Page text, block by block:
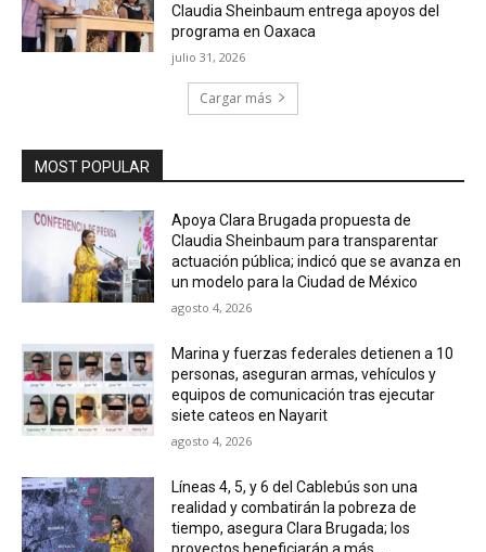
Claudia Sheinbaum entrega apoyos del
programa en Oaxaca
julio 31, 2026
Cargar más
MOST POPULAR
Apoya Clara Brugada propuesta de
Claudia Sheinbaum para transparentar
actuación pública; indicó que se avanza en
un modelo para la Ciudad de México
agosto 4, 2026
Marina y fuerzas federales detienen a 10
personas, aseguran armas, vehículos y
equipos de comunicación tras ejecutar
siete cateos en Nayarit
agosto 4, 2026
Líneas 4, 5, y 6 del Cablebús son una
realidad y combatirán la pobreza de
tiempo, asegura Clara Brugada; los
proyectos beneficiarán a más...